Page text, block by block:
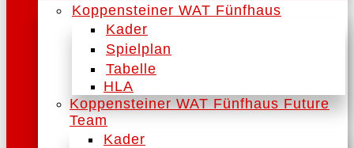
Koppensteiner WAT Fünfhaus
Kader
Spielplan
Tabelle
HLA
Koppensteiner WAT Fünfhaus Future
Team
Kader